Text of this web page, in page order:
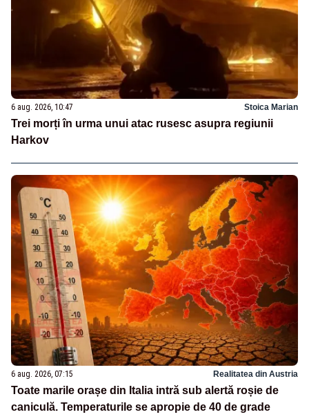
6 aug. 2026, 10:47 Stoica Marian
Trei morți în urma unui atac rusesc asupra regiunii
Harkov
6 aug. 2026, 07:15 Realitatea din Austria
Toate marile orașe din Italia intră sub alertă roșie de
caniculă. Temperaturile se apropie de 40 de grade